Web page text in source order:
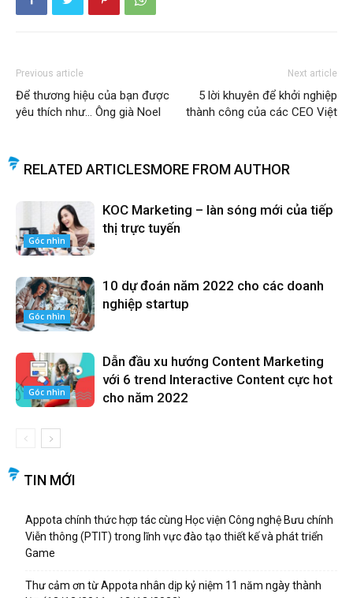
Previous article
Để thương hiệu của bạn được
yêu thích như… Ông già Noel
Next article
5 lời khuyên để khởi nghiệp
thành công của các CEO Việt
RELATED ARTICLESMORE FROM AUTHOR
Góc nhìn
KOC Marketing – làn sóng mới của tiếp
thị trực tuyến
Góc nhìn
10 dự đoán năm 2022 cho các doanh
nghiệp startup
Góc nhìn
Dẫn đầu xu hướng Content Marketing
với 6 trend Interactive Content cực hot
cho năm 2022
TIN MỚI
Appota chính thức hợp tác cùng Học viện Công nghệ Bưu chính
Viễn thông (PTIT) trong lĩnh vực đào tạo thiết kế và phát triển
Game
Thư cảm ơn từ Appota nhân dịp kỷ niệm 11 năm ngày thành